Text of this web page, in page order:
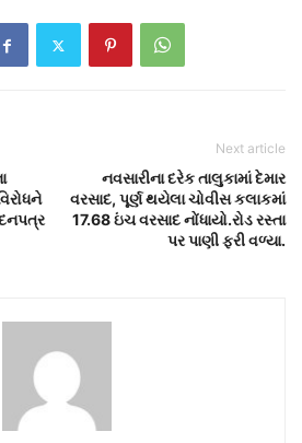
Next article
નવસારીના દરેક તાલુકામાં દેમાર
વરસાદ, પૂર્ણ થયેલા ચોવીસ કલાકમાં
17.68 ઇંચ વરસાદ નોંધાયો.રોડ રસ્તા
પર પાણી ફરી વળ્યા.